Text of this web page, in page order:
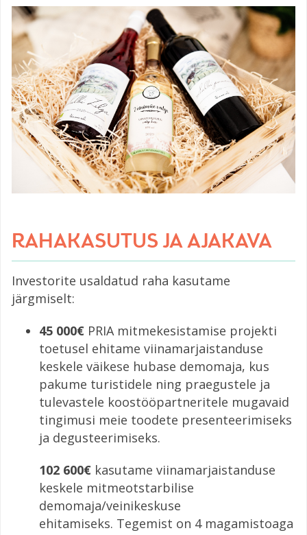
RAHAKASUTUS JA AJAKAVA
Investorite usaldatud raha kasutame
järgmiselt:
45 000€ PRIA mitmekesistamise projekti
toetusel ehitame viinamarjaistanduse
keskele väikese hubase demomaja, kus
pakume turistidele ning praegustele ja
tulevastele koostööpartneritele mugavaid
tingimusi meie toodete presenteerimiseks
ja degusteerimiseks.
102 600€ kasutame viinamarjaistanduse
keskele mitmeotstarbilise
demomaja/veinikeskuse
ehitamiseks. Tegemist on 4 magamistoaga